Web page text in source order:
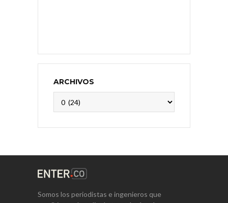
ARCHIVOS
Somos los periodistas e ingenieros que